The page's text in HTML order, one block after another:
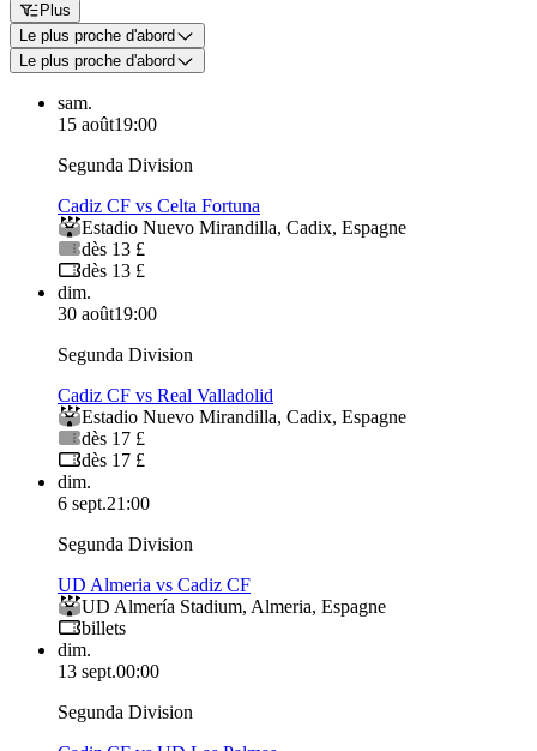
Plus
Le plus proche d'abord
Le plus proche d'abord
sam.
15 août19:00
Segunda Division
Cadiz CF vs Celta Fortuna
Estadio Nuevo Mirandilla, Cadix, Espagne
dès 13 £
dès 13 £
dim.
30 août19:00
Segunda Division
Cadiz CF vs Real Valladolid
Estadio Nuevo Mirandilla, Cadix, Espagne
dès 17 £
dès 17 £
dim.
6 sept.21:00
Segunda Division
UD Almeria vs Cadiz CF
UD Almería Stadium, Almeria, Espagne
billets
dim.
13 sept.00:00
Segunda Division